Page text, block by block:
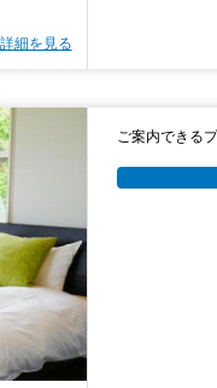
細を見る
ご案内できる